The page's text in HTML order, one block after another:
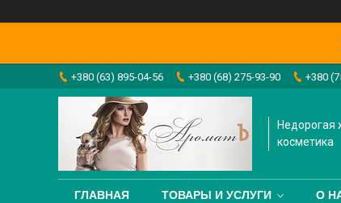
+380 (63) 895-04-56 +380 (68) 275-93-90 +380
Недорогая
косметика
ГЛАВНАЯ ТОВАРЫ И УСЛУГИ О